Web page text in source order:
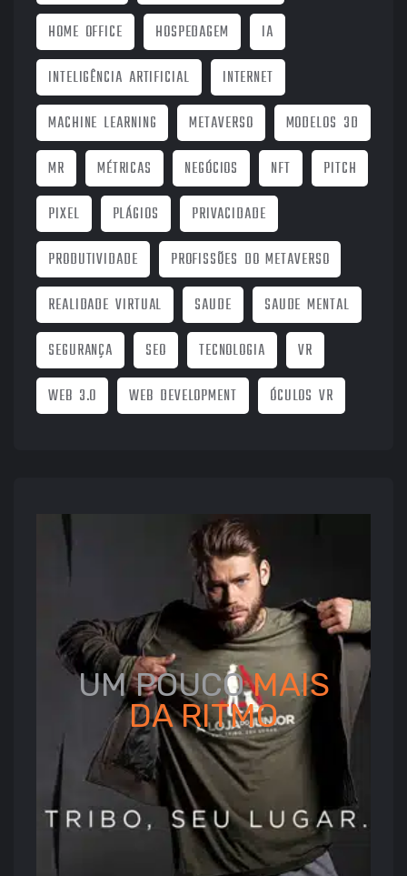
HOME OFFICE
HOSPEDAGEM
IA
INTELIGÊNCIA ARTIFICIAL
INTERNET
MACHINE LEARNING
METAVERSO
MODELOS 3D
MR
MÉTRICAS NEGÓCIOS NFT
PITCH
PIXEL
PLÁGIOS
PRIVACIDADE
PRODUTIVIDADE
PROFISSÕES DO METAVERSO
REALIDADE VIRTUAL
SAUDE
SAUDE MENTAL
SEGURANÇA
SEO TECNOLOGIA
VR
WEB 3.0
WEB DEVELOPMENT ÓCULOS VR
UM POUCOMAIS
DARITMO